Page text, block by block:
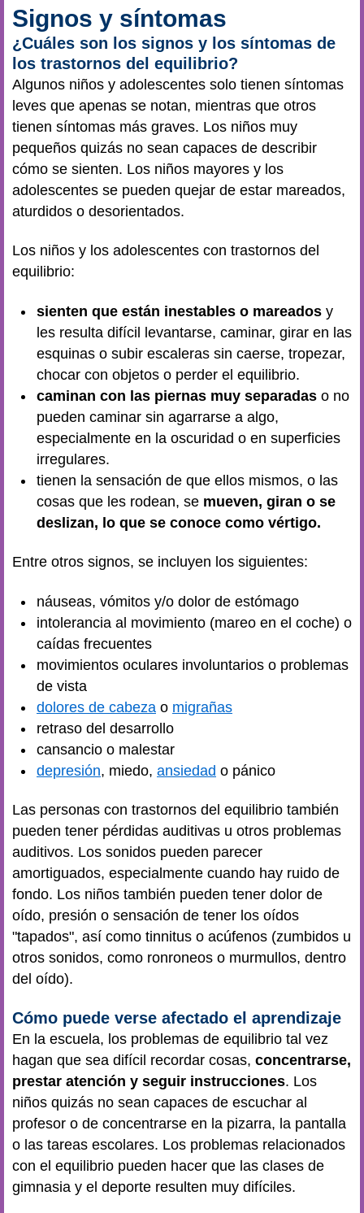
Signos y síntomas
¿Cuáles son los signos y los síntomas de
los trastornos del equilibrio?
Algunos niños y adolescentes solo tienen síntomas
leves que apenas se notan, mientras que otros
tienen síntomas más graves. Los niños muy
pequeños quizás no sean capaces de describir
cómo se sienten. Los niños mayores y los
adolescentes se pueden quejar de estar mareados,
aturdidos o desorientados.
Los niños y los adolescentes con trastornos del
equilibrio:
sienten que están inestables o mareados y
les resulta difícil levantarse, caminar, girar en las
esquinas o subir escaleras sin caerse, tropezar,
chocar con objetos o perder el equilibrio.
caminan con las piernas muy separadas o no
pueden caminar sin agarrarse a algo,
especialmente en la oscuridad o en superficies
irregulares.
tienen la sensación de que ellos mismos, o las
cosas que les rodean, se mueven, giran o se
deslizan, lo que se conoce como vértigo.
Entre otros signos, se incluyen los siguientes:
náuseas, vómitos y/o dolor de estómago
intolerancia al movimiento (mareo en el coche) o
caídas frecuentes
movimientos oculares involuntarios o problemas
de vista
dolores de cabeza o migrañas
retraso del desarrollo
cansancio o malestar
depresión, miedo, ansiedad o pánico
Las personas con trastornos del equilibrio también
pueden tener pérdidas auditivas u otros problemas
auditivos. Los sonidos pueden parecer
amortiguados, especialmente cuando hay ruido de
fondo. Los niños también pueden tener dolor de
oído, presión o sensación de tener los oídos
"tapados", así como tinnitus o acúfenos (zumbidos u
otros sonidos, como ronroneos o murmullos, dentro
del oído).
Cómo puede verse afectado el aprendizaje
En la escuela, los problemas de equilibrio tal vez
hagan que sea difícil recordar cosas, concentrarse,
prestar atención y seguir instrucciones. Los
niños quizás no sean capaces de escuchar al
profesor o de concentrarse en la pizarra, la pantalla
o las tareas escolares. Los problemas relacionados
con el equilibrio pueden hacer que las clases de
gimnasia y el deporte resulten muy difíciles.